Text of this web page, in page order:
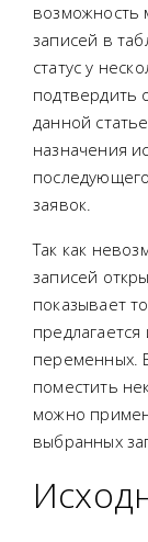
возможность
записей в
статус у
подтвердить
данной
назначения
заявок.
Так как
записей
показывает
переменных.
поместить
можно
выбранных